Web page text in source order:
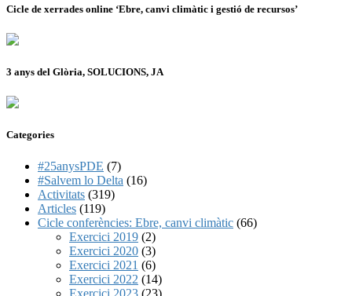
Cicle de xerrades online ‘Ebre, canvi climàtic i gestió de recursos’
3 anys del Glòria, SOLUCIONS, JA
Categories
#25anysPDE (7)
#Salvem lo Delta (16)
Activitats (319)
Articles (119)
Cicle conferències: Ebre, canvi climàtic (66)
Exercici 2019 (2)
Exercici 2020 (3)
Exercici 2021 (6)
Exercici 2022 (14)
Exercici 2023 (23)